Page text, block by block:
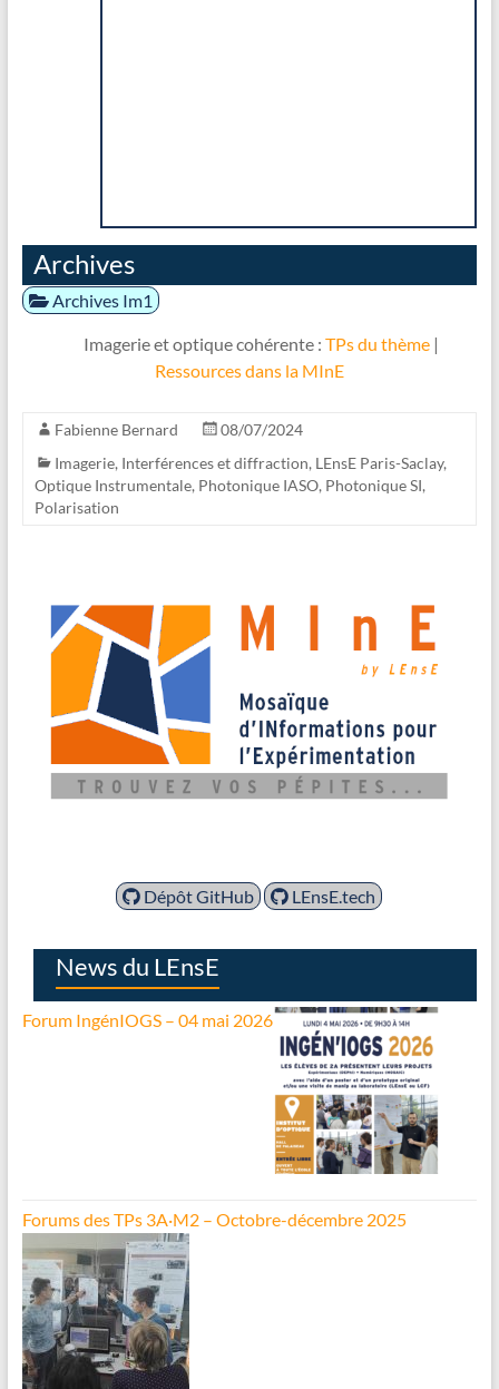
Archives
Archives Im1
Imagerie et optique cohérente : TPs du thème|
Ressources dans la MInE
Fabienne Bernard
08/07/2024
Imagerie, Interférences et diffraction, LEnsE Paris-Saclay,
Optique Instrumentale, Photonique IASO, Photonique SI,
Polarisation
Dépôt GitHub LEnsE.tech
News du LEnsE
Forum IngénIOGS – 04 mai 2026
Forums des TPs 3A·M2 – Octobre-décembre 2025